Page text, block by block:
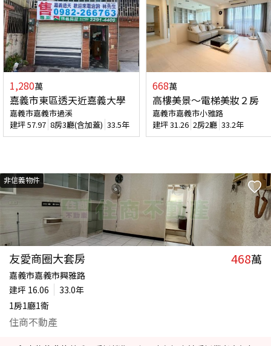
1,280萬
嘉義市東區透天近嘉義大學
嘉義市嘉義市過溪
建坪57.97 8房3廳(含加蓋) 33.5年
668萬
高樓美景～電梯美妝２房
嘉義市嘉義市小雅路
建坪31.26 2房2廳 33.2年
非信義物件
友愛商圈大套房 468萬
嘉義市嘉義市興雅路
建坪 16.06
33.0年
1房1廳1衛
住商不動產